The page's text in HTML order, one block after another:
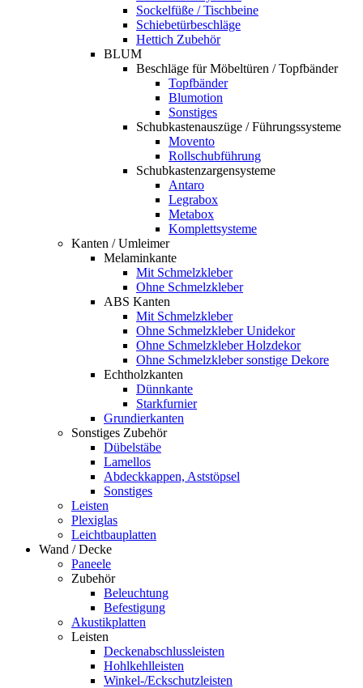
Sockelfüße / Tischbeine
Schiebetürbeschläge
Hettich Zubehör
BLUM
Beschläge für Möbeltüren / Topfbänder
Topfbänder
Blumotion
Sonstiges
Schubkastenauszüge / Führungssysteme
Movento
Rollschubführung
Schubkastenzargensysteme
Antaro
Legrabox
Metabox
Komplettsysteme
Kanten / Umleimer
Melaminkante
Mit Schmelzkleber
Ohne Schmelzkleber
ABS Kanten
Mit Schmelzkleber
Ohne Schmelzkleber Unidekor
Ohne Schmelzkleber Holzdekor
Ohne Schmelzkleber sonstige Dekore
Echtholzkanten
Dünnkante
Starkfurnier
Grundierkanten
Sonstiges Zubehör
Dübelstäbe
Lamellos
Abdeckkappen, Aststöpsel
Sonstiges
Leisten
Plexiglas
Leichtbauplatten
Wand / Decke
Paneele
Zubehör
Beleuchtung
Befestigung
Akustikplatten
Leisten
Deckenabschlussleisten
Hohlkehlleisten
Winkel-/Eckschutzleisten